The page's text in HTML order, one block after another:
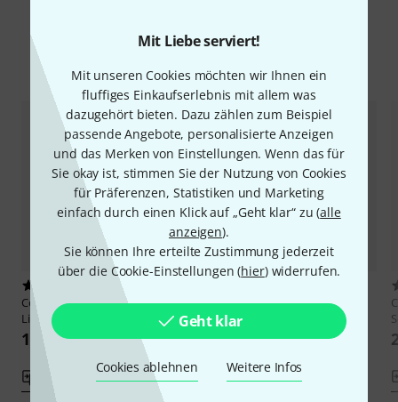
Mit Liebe serviert!
Mit unseren Cookies möchten wir Ihnen ein
fluffiges Einkaufserlebnis mit allem was
dazugehört bieten. Dazu zählen zum Beispiel
passende Angebote, personalisierte Anzeigen
und das Merken von Einstellungen. Wenn das für
Sie okay ist, stimmen Sie der Nutzung von Cookies
für Präferenzen, Statistiken und Marketing
einfach durch einen Klick auf „Geht klar“ zu (alle
anzeigen).
Sie können Ihre erteilte Zustimmung jederzeit
über die Cookie-Einstellungen (hier) widerrufen.
Geht klar
Cookies ablehnen Weitere Infos
Alternativen vergleichen
Conny SommerMittelalter
Lieder Kalimba
19,90 CHF
Vergleichen
Conny Sommer
Weihnachtslieder Kalimba
20,20 CHF
Vergleichen